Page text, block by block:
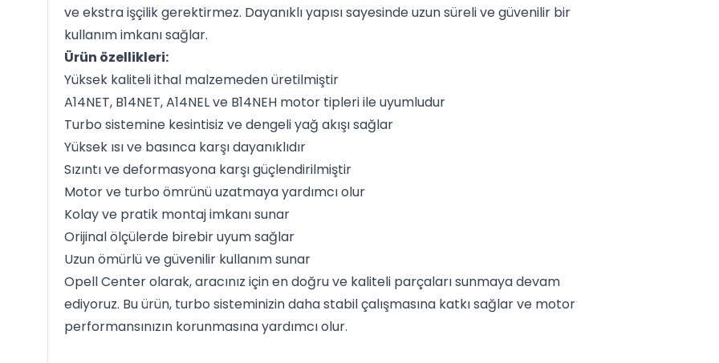
ve ekstra işçilik gerektirmez. Dayanıklı yapısı sayesinde uzun süreli ve güvenilir bir
kullanım imkanı sağlar.
Ürün özellikleri:
Yüksek kaliteli ithal malzemeden üretilmiştir
A14NET, B14NET, A14NEL ve B14NEH motor tipleri ile uyumludur
Turbo sistemine kesintisiz ve dengeli yağ akışı sağlar
Yüksek ısı ve basınca karşı dayanıklıdır
Sızıntı ve deformasyona karşı güçlendirilmiştir
Motor ve turbo ömrünü uzatmaya yardımcı olur
Kolay ve pratik montaj imkanı sunar
Orijinal ölçülerde birebir uyum sağlar
Uzun ömürlü ve güvenilir kullanım sunar
Opell Center olarak, aracınız için en doğru ve kaliteli parçaları sunmaya devam
ediyoruz. Bu ürün, turbo sisteminizin daha stabil çalışmasına katkı sağlar ve motor
performansınızın korunmasına yardımcı olur.